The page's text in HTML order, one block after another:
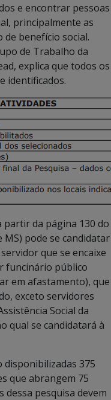
e encontrar pessoas
principalmente as
benefício social.
de Trabalho da
explica que todos os
identificados.
partir da página 130 do
MS) pode se candidatar
que se encaixe
funcinário público
em afastamento), que
exceto servidores
Social da
qual se candidatará à
disponibilizadas 375
que abrangem 75
dessa pesquisa devem